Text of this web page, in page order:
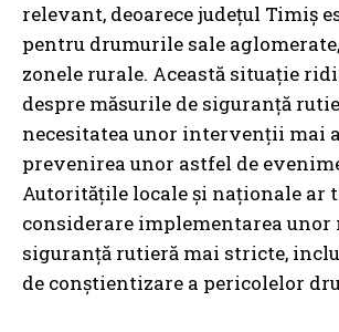
relevant, deoarece județul Timiș
pentru drumurile sale
zonele rurale. Această situație
despre măsurile de siguranță
necesitatea unor intervenții mai
prevenirea unor astfel de
Autoritățile locale și naționale ar
considerare implementarea unor
siguranță rutieră mai stricte,
de conștientizare a pericolelor